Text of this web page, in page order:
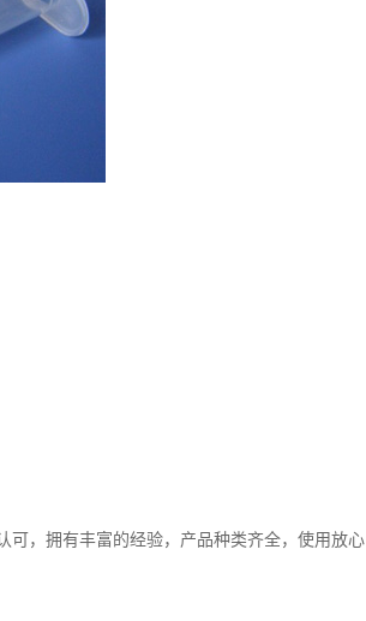
可，拥有丰富的经验，产品种类齐全，使用放心